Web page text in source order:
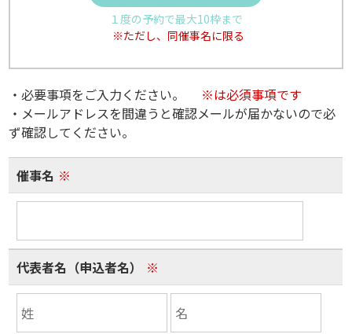
１度の予約で最大10枠まで
※ただし、同催事名に限る
・必要事項をご入力ください。
※は必須事項です
・メールアドレスを間違うと確認メールが届かないので必
ず確認してください。
催事名 ※
代表者名（申込者名） ※